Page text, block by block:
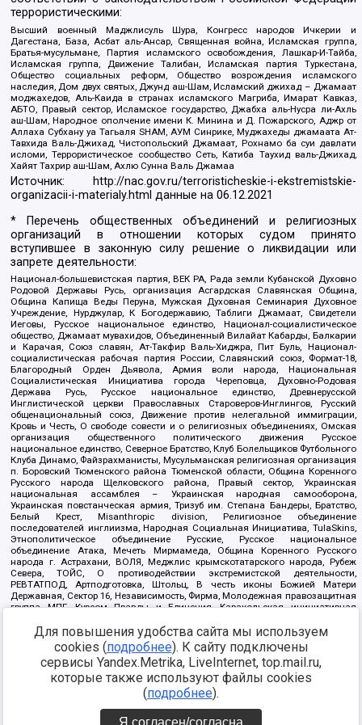
террористическими:
Высший военный Маджлисуль Шура, Конгресс народов Ичкерии и
Дагестана, База, Асбат аль-Ансар, Священная война, Исламская группа,
Братья-мусульмане, Партия исламского освобождения, Лашкар-И-Тайба,
Исламская группа, Движение Талибан, Исламская партия Туркестана,
Общество социальных реформ, Общество возрождения исламского
наследия, Дом двух святых, Джунд аш-Шам, Исламский джихад – Джамаат
моджахедов, Аль-Каида в странах исламского Магриба, Имарат Кавказ,
АБТО, Правый сектор, Исламское государство, Джабха аль-Нусра ли-Ахль
аш-Шам, Народное ополчение имени К. Минина и Д. Пожарского, Аджр от
Аллаха Субхану уа Тагьаля SHAM, АУМ Синрике, Муджахеды джамаата Ат-
Тавхида Валь-Джихад, Чистопольский Джамаат, Рохнамо ба суи давлати
исломи, Террористическое сообщество Сеть, Катиба Таухид валь-Джихад,
Хайят Тахрир аш-Шам, Ахлю Сунна Валь Джамаа
Источник:
http://nac.gov.ru/terroristicheskie-i-ekstremistskie-
organizacii-i-materialy.html данные на06.12.2021
* Перечень общественных объединений и религиозных
организаций в отношении которых судом принято
вступившее в законную силу решение о ликвидации или
запрете деятельности:
Национал-большевистская партия, ВЕК РА, Рада земли Кубанской Духовно
Родовой Державы Русь, организация Асгардская Славянская Община,
Община Капища Веды Перуна, Мужская Духовная Семинария Духовное
Учреждение, Нурджулар, К Богодержавию, Таблиги Джамаат, Свидетели
Иеговы, Русское национальное единство, Национал-социалистическое
общество, Джамаат мувахидов, Объединенный Вилайат Кабарды, Балкарии
и Карачая, Союз славян, Ат-Такфир Валь-Хиджра, Пит Буль, Национал-
социалистическая рабочая партия России, Славянский союз, Формат-18,
Благородный Орден Дьявола, Армия воли народа, Национальная
Социалистическая Инициатива города Череповца, Духовно-Родовая
Держава Русь, Русское национальное единство, Древнерусской
Инглистической церкви Православных Староверов-Инглингов, Русский
общенациональный союз, Движение против нелегальной иммиграции,
Кровь и Честь, О свободе совести и о религиозных объединениях, Омская
организация общественного политического движения Русское
национальное единство, Северное Братство, Клуб Болельщиков Футбольного
Клуба Динамо, Файзрахманисты, Мусульманская религиозная организация
п. Боровский Тюменского района Тюменской области, Община Коренного
Русского народа Щелковского района, Правый сектор, Украинская
национальная ассамблея – Украинская народная самооборона,
Украинская повстанческая армия, Тризуб им. Степана Бандеры, Братство,
Белый Крест, Misanthropic division, Религиозное объединение
последователей инглиизма, Народная Социальная Инициатива, TulaSkins,
Этнополитическое объединение Русские, Русское национальное
объединение Атака, Мечеть Мирмамеда, Община Коренного Русского
народа г. Астрахани, ВОЛЯ, Меджлис крымскотатарского народа, Рубеж
Севера, ТОЙС, О противодействии экстремистской деятельности,
РЕВТАТПОД, Артподготовка, Штольц, В честь иконы Божией Матери
Державная, Сектор 16, Независимость, Фирма, Молодежная правозащитная
группа МПГ, Курсом Правды и Единения, Каракольская инициативная
Благотворительный пансионат Ак Умут, Русская республика Русь,
Арестантское уголовное единство, Башкорт, Нация и свобода, W.H.С., Фалунь
Дафа, Иртыш Ultras, Русский Патриотический клуб-Новокузнецк/РПК,
Сибирский державный союз, Фонд борьбы с коррупцией, Фонд защиты прав
граждан, Штабы Навального, Совет граждан СССР Прикубанского округа г.
https://minjust.gov.ru/ru/documents/7822/
Для повышения удобства сайта мы используем
cookies (подробнее). К сайту подключены
сервисы Yandex.Metrika, LiveInternet, top.mail.ru,
которые также используют файлы cookies
(подробнее).
Я согласен/согласна